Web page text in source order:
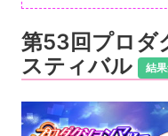
第53回プロダ
スティバル
結